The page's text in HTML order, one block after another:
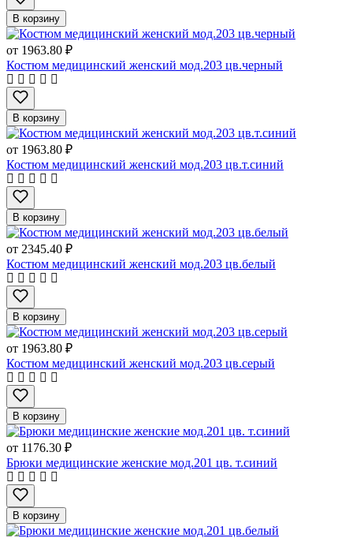
В корзину
от 1963.80 ₽
Костюм медицинский женский мод.203 цв.черный
В корзину
от 1963.80 ₽
Костюм медицинский женский мод.203 цв.т.синий
В корзину
от 2345.40 ₽
Костюм медицинский женский мод.203 цв.белый
В корзину
от 1963.80 ₽
Костюм медицинский женский мод.203 цв.серый
В корзину
от 1176.30 ₽
Брюки медицинские женские мод.201 цв. т.синий
В корзину